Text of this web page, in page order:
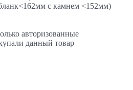
с камнем <152мм)
авторизованные
данный товар